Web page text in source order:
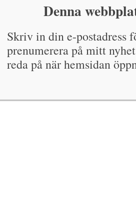
Denna
Skriv in din e-postadress
prenumerera på mitt
reda på när hemsidan